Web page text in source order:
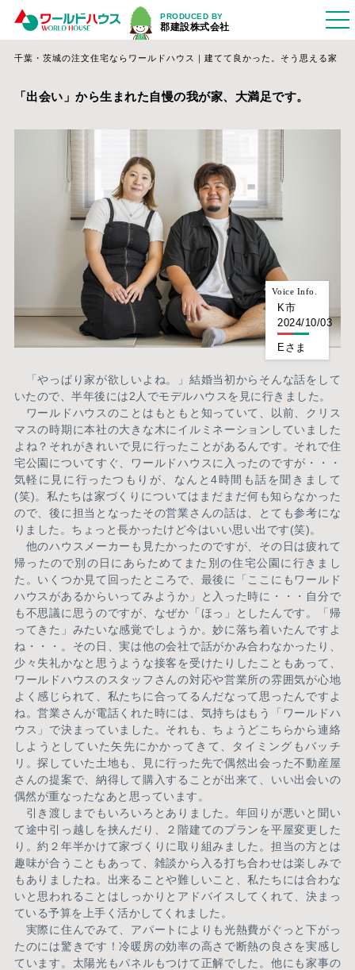
PRODUCED BY
郡建設株式会社
千葉・茨城の注文住宅ならワールドハウス｜建てて良かった。そう思える家
「出会い」から生まれた自慢の我が家、大満足です。
Voice Info.
K市
2024/10/03
Eさま
「やっぱり家が欲しいよね。」結婚当初からそんな話をして
いたので、半年後には2人でモデルハウスを見に行きました。
ワールドハウスのことはもともと知っていて、以前、クリス
マスの時期に本社の大きな木にイルミネーションしていました
よね？それがきれいで見に行ったことがあるんです。それで住
宅公園についてすぐ、ワールドハウスに入ったのですが・・・
気軽に見に行ったつもりが、なんと4時間も話を聞きまして
(笑)。私たちは家づくりについてはまだまだ何も知らなかった
ので、後に担当となったその営業さんの話は、とても参考にな
りました。ちょっと長かったけど今はいい思い出です(笑)。
他のハウスメーカーも見たかったのですが、その日は疲れて
帰ったので別の日にあらためてまた別の住宅公園に行きまし
た。いくつか見て回ったところで、最後に「ここにもワールド
ハウスがあるからいってみようか」と入った時に・・・自分で
も不思議に思うのですが、なぜか「ほっ」としたんです。「帰
ってきた」みたいな感覚でしょうか。妙に落ち着いたんですよ
ね・・・。その日、実は他の会社で話がかみ合わなかったり、
少々失礼かなと思うような接客を受けたりしたこともあって、
ワールドハウスのスタッフさんの対応や営業所の雰囲気が心地
よく感じられて、私たちに合ってるんだなって思ったんですよ
ね。営業さんが電話くれた時には、気持ちはもう「ワールドハ
ウス」で決まっていました。それも、ちょうどこちらから連絡
しようとしていた矢先にかかってきて、タイミングもバッチ
リ。探していた土地も、見に行った先で偶然出会った不動産屋
さんの提案で、納得して購入することが出来て、いい出会いの
偶然が重なったなあと思っています。
引き渡しまでもいろいろとありました。年回りが悪いと聞い
て途中引っ越しを挟んだり、２階建てのプランを平屋変更した
り。約２年半かけて家づくりに取り組みました。担当の方とは
趣味が合うこともあって、雑談から入る打ち合わせは楽しみで
もありましたね。出来ることや難しいこと、私たちには合わな
いと思われることはしっかりとアドバイスしてくれて、決まっ
ている予算を上手く活かしてくれました。
実際に住んでみて、アパートによりも光熱費がぐっと下がっ
たのには驚きです！冷暖房の効率の高さで断熱の良さを実感し
ています。太陽光もパネルもつけて正解でした。他にも家事の